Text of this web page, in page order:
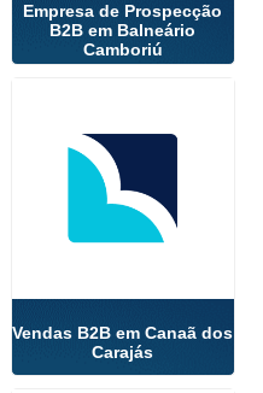
Empresa de Prospecção
B2B em Balneário
Camboriú
Vendas B2B em Canaã dos
Carajás